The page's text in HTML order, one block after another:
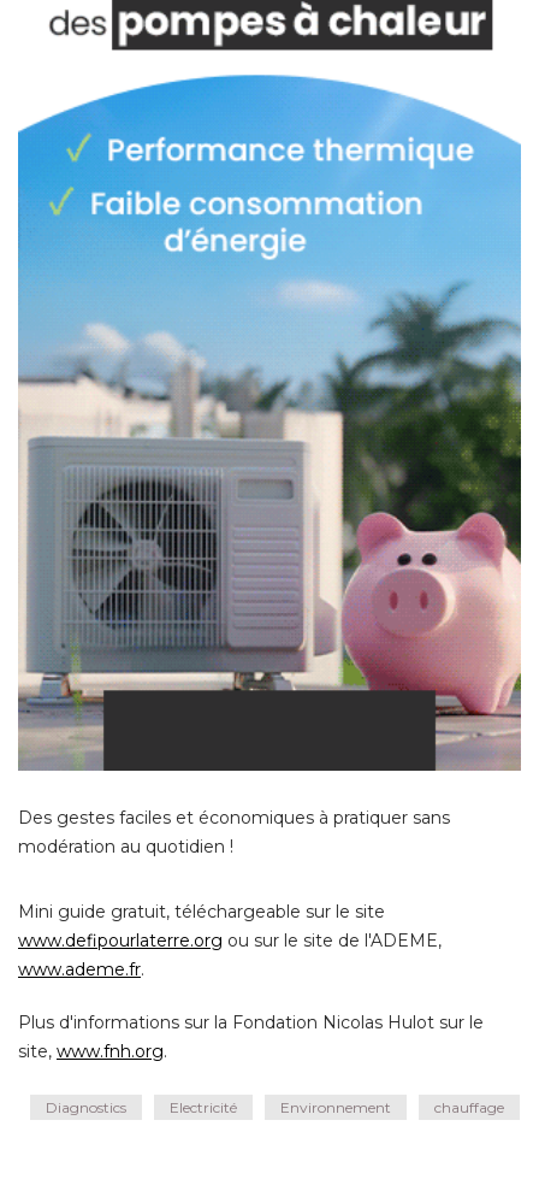
Des gestes faciles et économiques à pratiquer sans
modération au quotidien !
Mini guide gratuit, téléchargeable sur le site
www.defipourlaterre.org ou sur le site de l'ADEME,
www.ademe.fr.
Plus d'informations sur la Fondation Nicolas Hulot sur le
site, www.fnh.org.
Diagnostics Electricité Environnement chauffage